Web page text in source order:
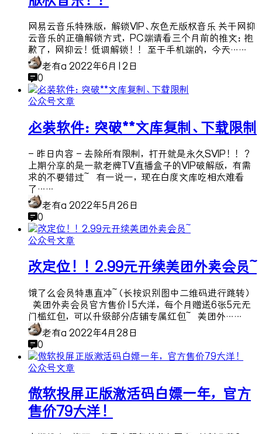
网易云音乐特殊版，解锁VIP、灰色无版权音乐 关于网抑
云音乐的正确解锁方式，PC端请看三个月前的推文：抱
歉了，网抑云！低调解锁！！ 至于手机端的，今天……
老有a 2022年6月12日
0
公众号文章
必装软件：突破**文库复制、下载限制
- 昨日内容 - 去除所有限制，打开就是永久SVIP！！ ?
上期分享的是一款老牌TV直播盒子的VIP破解版，有需
求的不要错过~ 有一说一，现在白度文库吃相太难看
了……
老有a 2022年5月26日
0
公众号文章
改定位！！2.99元开续美团外卖会员~
饿了么会员特惠直冲~（长按识别图中二维码进行跳转）
美团外卖会员官方售价15大洋，每个月赠送6张5元无
门槛红包，可以升级部分店铺专属红包~ 美团外……
老有a 2022年4月28日
0
公众号文章
傲软投屏正版激活码白嫖一年，官方
售价79大洋！